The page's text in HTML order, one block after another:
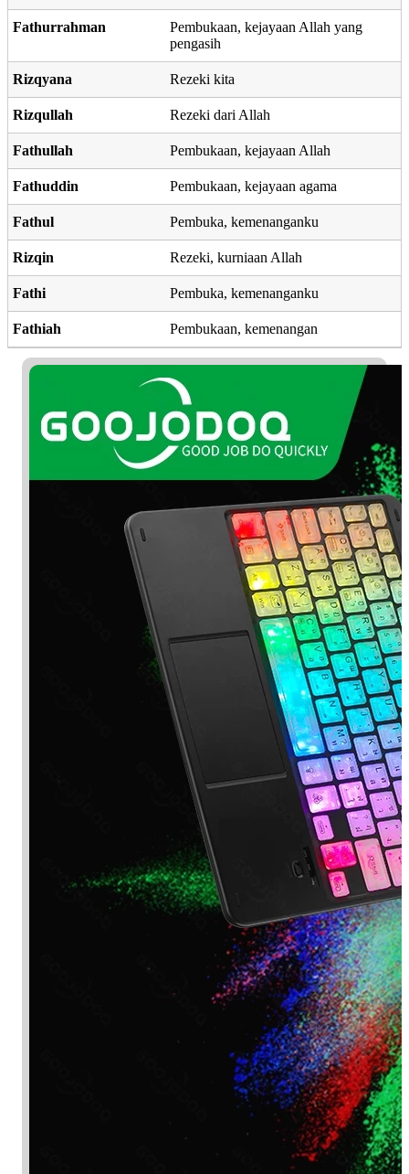
Fathurrahman
Pembukaan, kejayaan Allah yang
pengasih
Rizqyana Rezeki kita
Rizqullah Rezeki dari Allah
Fathullah Pembukaan, kejayaan Allah
Fathuddin Pembukaan, kejayaan agama
Fathul Pembuka, kemenanganku
Rizqin Rezeki, kurniaan Allah
Fathi Pembuka, kemenanganku
Fathiah Pembukaan, kemenangan